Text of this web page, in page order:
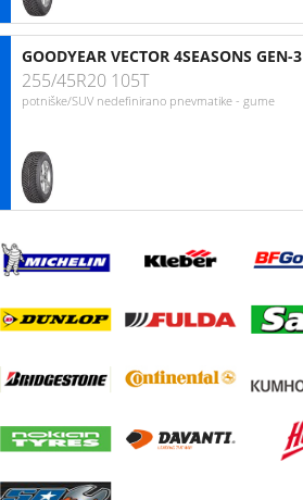
GOODYEAR VECTOR 4SEASONS GEN-3
255/45R20 105T
potniške/SUV nedefinirano pnevmatike - gume